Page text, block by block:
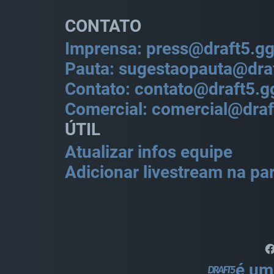
CONTATO
Imprensa: press@draft5.gg
Pauta:
Contato:
Comercial:
ÚTIL
Atualizar infos equipe
Adicionar livestream na
é